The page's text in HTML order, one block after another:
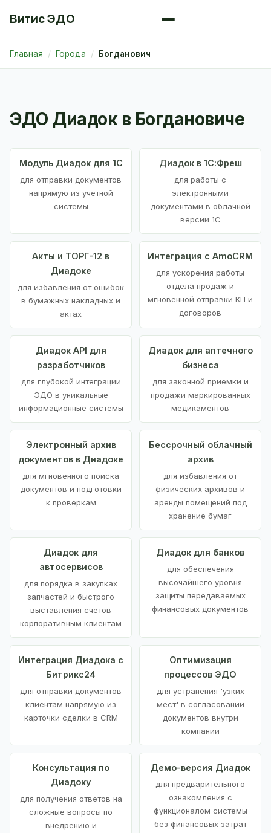
Витис ЭДО
Главная Города Богданович
ЭДО Диадок в Богдановиче
Модуль Диадок для 1С
для отправки документов
напрямую из учетной
системы
Диадок в 1С:Фреш
для работы с
электронными
документами в облачной
версии 1С
Акты и ТОРГ-12 в
Диадоке
для избавления от ошибок
в бумажных накладных и
актах
Интеграция с AmoCRM
для ускорения работы
отдела продаж и
мгновенной отправки КП и
договоров
Диадок API для
разработчиков
для глубокой интеграции
ЭДО в уникальные
информационные системы
Диадок для аптечного
бизнеса
для законной приемки и
продажи маркированных
медикаментов
Электронный архив
документов в Диадоке
для мгновенного поиска
документов и подготовки
к проверкам
Бессрочный облачный
архив
для избавления от
физических архивов и
аренды помещений под
хранение бумаг
Диадок для
автосервисов
для порядка в закупках
запчастей и быстрого
выставления счетов
корпоративным клиентам
Диадок для банков
для обеспечения
высочайшего уровня
защиты передаваемых
финансовых документов
Интеграция Диадока с
Битрикс24
для отправки документов
клиентам напрямую из
карточки сделки в CRM
Оптимизация
процессов ЭДО
для устранения 'узких
мест' в согласовании
документов внутри
компании
Консультация по
Диадоку
для получения ответов на
сложные вопросы по
внедрению и
Демо-версия Диадок
для предварительного
ознакомления с
функционалом системы
без финансовых затрат